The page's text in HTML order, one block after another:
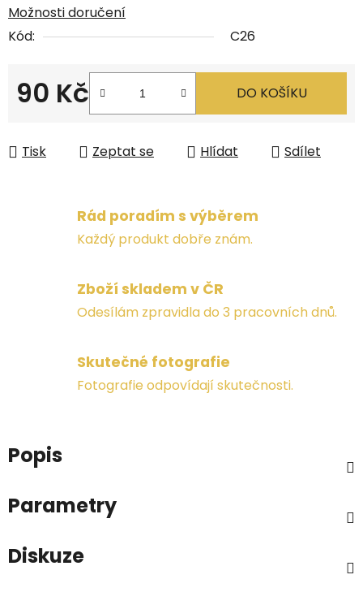
Možnosti doručení
Kód:
C26
90 Kč
Měrná cena:
DO KOŠÍKU
Tisk Zeptat se Hlídat Sdílet
Rád poradím s výběrem
Každý produkt dobře znám.
Zboží skladem v ČR
Odesílám zpravidla do 3 pracovních dnů.
Skutečné fotografie
Fotografie odpovídají skutečnosti.
Popis
Parametry
Diskuze